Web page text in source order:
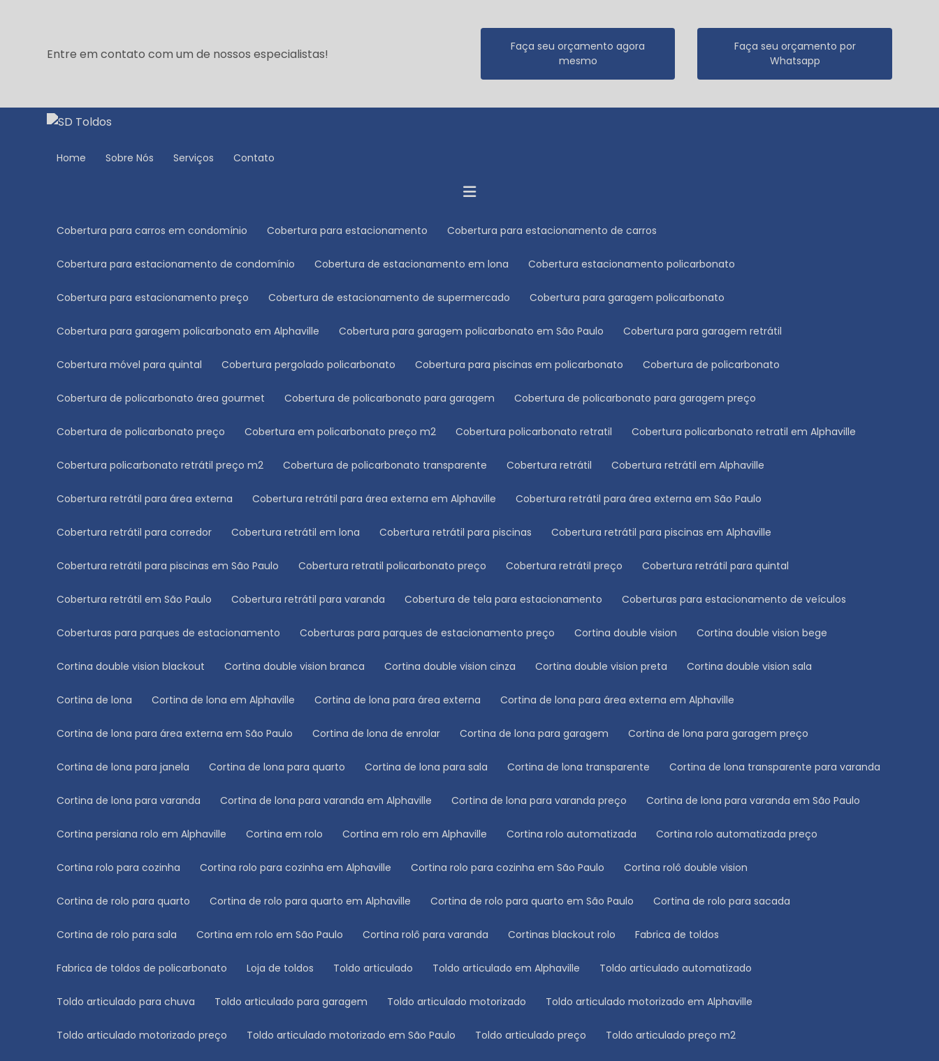
Entre em contato com um de nossos especialistas!
Faça seu orçamento agora
mesmo
Faça seu orçamento por
Whatsapp
Home Sobre Nós Serviços Contato
Cobertura para carros em condomínio Cobertura para estacionamento Cobertura para estacionamento de carros
Cobertura para estacionamento de condomínio Cobertura de estacionamento em lona Cobertura estacionamento policarbonato
Cobertura para estacionamento preço Cobertura de estacionamento de supermercado Cobertura para garagem policarbonato
Cobertura para garagem policarbonato em Alphaville Cobertura para garagem policarbonato em São Paulo Cobertura para garagem retrátil
Cobertura móvel para quintal Cobertura pergolado policarbonato Cobertura para piscinas em policarbonato Cobertura de policarbonato
Cobertura de policarbonato área gourmet Cobertura de policarbonato para garagem Cobertura de policarbonato para garagem preço
Cobertura de policarbonato preço Cobertura em policarbonato preço m2 Cobertura policarbonato retratil Cobertura policarbonato retratil em Alphaville
Cobertura policarbonato retrátil preço m2 Cobertura de policarbonato transparente Cobertura retrátil Cobertura retrátil em Alphaville
Cobertura retrátil para área externa Cobertura retrátil para área externa em Alphaville Cobertura retrátil para área externa em São Paulo
Cobertura retrátil para corredor Cobertura retrátil em lona Cobertura retrátil para piscinas Cobertura retrátil para piscinas em Alphaville
Cobertura retrátil para piscinas em São Paulo Cobertura retratil policarbonato preço Cobertura retrátil preço Cobertura retrátil para quintal
Cobertura retrátil em São Paulo Cobertura retrátil para varanda Cobertura de tela para estacionamento Coberturas para estacionamento de veículos
Coberturas para parques de estacionamento Coberturas para parques de estacionamento preço Cortina double vision Cortina double vision bege
Cortina double vision blackout Cortina double vision branca Cortina double vision cinza Cortina double vision preta Cortina double vision sala
Cortina de lona Cortina de lona em Alphaville Cortina de lona para área externa Cortina de lona para área externa em Alphaville
Cortina de lona para área externa em São Paulo Cortina de lona de enrolar Cortina de lona para garagem Cortina de lona para garagem preço
Cortina de lona para janela Cortina de lona para quarto Cortina de lona para sala Cortina de lona transparente Cortina de lona transparente para varanda
Cortina de lona para varanda Cortina de lona para varanda em Alphaville Cortina de lona para varanda preço Cortina de lona para varanda em São Paulo
Cortina persiana rolo em Alphaville Cortina em rolo Cortina em rolo em Alphaville Cortina rolo automatizada Cortina rolo automatizada preço
Cortina rolo para cozinha Cortina rolo para cozinha em Alphaville Cortina rolo para cozinha em São Paulo Cortina rolô double vision
Cortina de rolo para quarto Cortina de rolo para quarto em Alphaville Cortina de rolo para quarto em São Paulo Cortina de rolo para sacada
Cortina de rolo para sala Cortina em rolo em São Paulo Cortina rolô para varanda Cortinas blackout rolo Fabrica de toldos
Fabrica de toldos de policarbonato Loja de toldos Toldo articulado Toldo articulado em Alphaville Toldo articulado automatizado
Toldo articulado para chuva Toldo articulado para garagem Toldo articulado motorizado Toldo articulado motorizado em Alphaville
Toldo articulado motorizado preço Toldo articulado motorizado em São Paulo Toldo articulado preço Toldo articulado preço m2